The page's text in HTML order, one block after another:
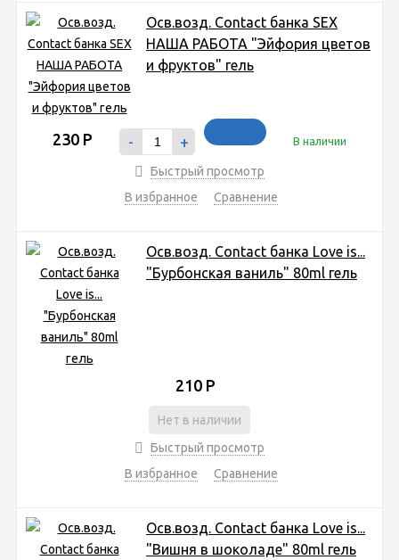
Осв.возд. Соntact банка SEX
НАША РАБОТА "Эйфория цветов
и фруктов" гель
230 Р - + В наличии
Быстрый просмотр
В избранное
Сравнение
Осв.возд. Соntact банка Love is...
"Бурбонская ваниль" 80ml гель
210 Р
Нет в наличии
Быстрый просмотр
В избранное
Сравнение
Осв.возд. Соntact банка Love is...
"Вишня в шоколаде" 80ml гель